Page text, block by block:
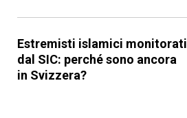
Estremisti islamici monitorati
dal SIC: perché sono ancora
in Svizzera?